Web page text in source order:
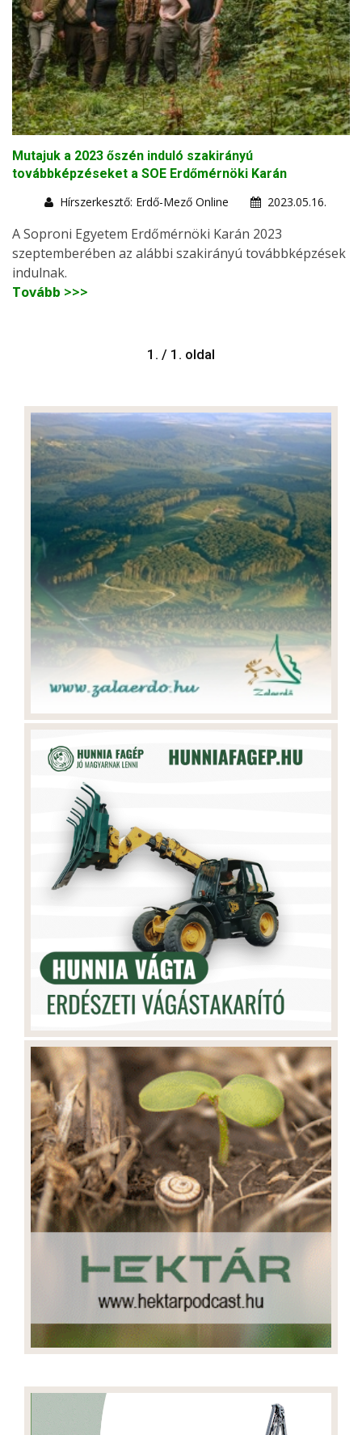
Mutajuk a 2023 őszén induló szakirányú
továbbképzéseket a SOE Erdőmérnöki Karán
Hírszerkesztő: Erdő-Mező Online
2023.05.16.
A Soproni Egyetem Erdőmérnöki Karán 2023
szeptemberében az alábbi szakirányú továbbképzések
indulnak.
Tovább >>>
1. / 1. oldal